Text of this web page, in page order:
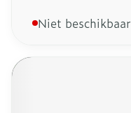
Niet beschikbaar